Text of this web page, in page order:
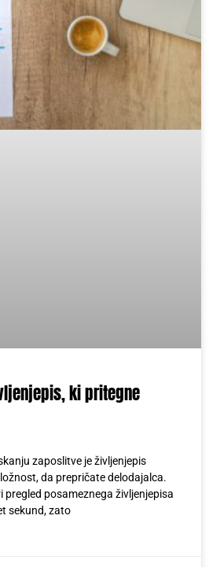
ki pritegne
zaposlitve je življenjepis
da prepričate delodajalca.
pregled posameznega življenjepisa
sekund, zato